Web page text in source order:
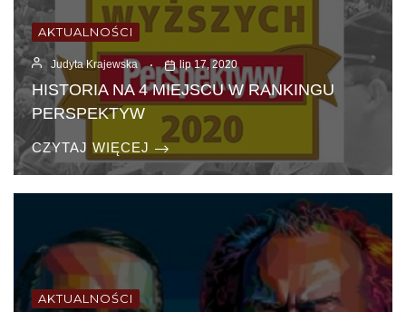
AKTUALNOŚCI
Judyta Krajewska lip 17, 2020
HISTORIA NA 4 MIEJSCU W RANKINGU
PERSPEKTYW
CZYTAJ WIĘCEJ
AKTUALNOŚCI